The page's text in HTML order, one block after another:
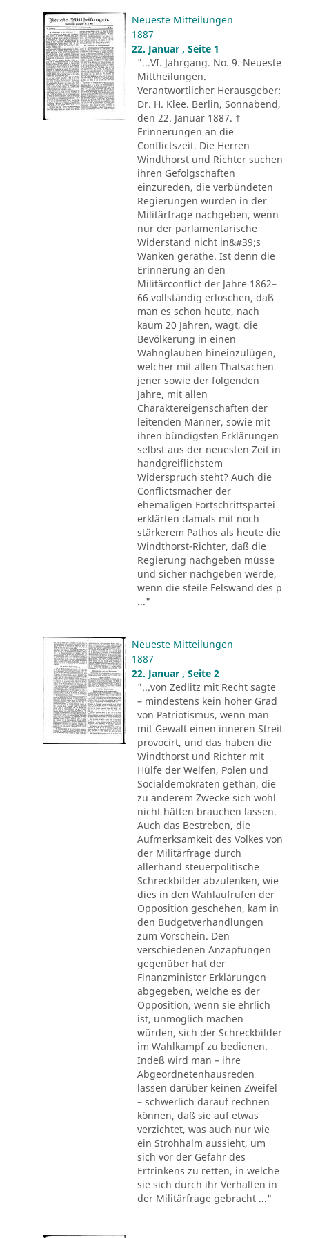
Neueste Mitteilungen
1887
22. Januar , Seite 1
"...VI. Jahrgang. No. 9. Neueste
Mittheilungen.
Verantwortlicher Herausgeber:
Dr. H. Klee. Berlin, Sonnabend,
den 22. Januar 1887. †
Erinnerungen an die
Conflictszeit. Die Herren
Windthorst und Richter suchen
ihren Gefolgschaften
einzureden, die verbündeten
Regierungen würden in der
Militärfrage nachgeben, wenn
nur der parlamentarische
Widerstand nicht in&#39;s
Wanken gerathe. Ist denn die
Erinnerung an den
Militärconflict der Jahre 1862–
66 vollständig erloschen, daß
man es schon heute, nach
kaum 20 Jahren, wagt, die
Bevölkerung in einen
Wahnglauben hineinzulügen,
welcher mit allen Thatsachen
jener sowie der folgenden
Jahre, mit allen
Charaktereigenschaften der
leitenden Männer, sowie mit
ihren bündigsten Erklärungen
selbst aus der neuesten Zeit in
handgreiflichstem
Widerspruch steht? Auch die
Conflictsmacher der
ehemaligen Fortschrittspartei
erklärten damals mit noch
stärkerem Pathos als heute die
Windthorst-Richter, daß die
Regierung nachgeben müsse
und sicher nachgeben werde,
wenn die steile Felswand des p
..."
Neueste Mitteilungen
1887
22. Januar , Seite 2
"...von Zedlitz mit Recht sagte
– mindestens kein hoher Grad
von Patriotismus, wenn man
mit Gewalt einen inneren Streit
provocirt, und das haben die
Windthorst und Richter mit
Hülfe der Welfen, Polen und
Socialdemokraten gethan, die
zu anderem Zwecke sich wohl
nicht hätten brauchen lassen.
Auch das Bestreben, die
Aufmerksamkeit des Volkes von
der Militärfrage durch
allerhand steuerpolitische
Schreckbilder abzulenken, wie
dies in den Wahlaufrufen der
Opposition geschehen, kam in
den Budgetverhandlungen
zum Vorschein. Den
verschiedenen Anzapfungen
gegenüber hat der
Finanzminister Erklärungen
abgegeben, welche es der
Opposition, wenn sie ehrlich
ist, unmöglich machen
würden, sich der Schreckbilder
im Wahlkampf zu bedienen.
Indeß wird man – ihre
Abgeordnetenhausreden
lassen darüber keinen Zweifel
– schwerlich darauf rechnen
können, daß sie auf etwas
verzichtet, was auch nur wie
ein Strohhalm aussieht, um
sich vor der Gefahr des
Ertrinkens zu retten, in welche
sie sich durch ihr Verhalten in
der Militärfrage gebracht ..."